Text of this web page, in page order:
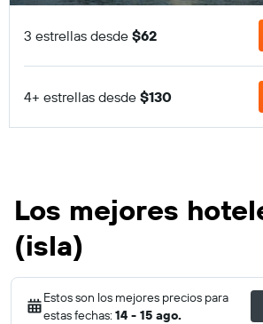
3 estrellas desde $62
4+ estrellas desde $130
Los mejores
(isla)
Estos son los mejores precios para
estas fechas: 14 - 15 ago.